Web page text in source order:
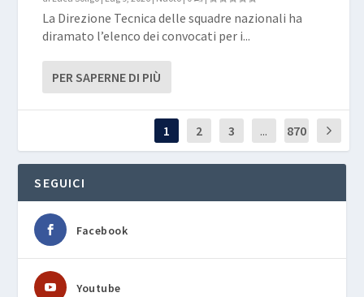
La Direzione Tecnica delle squadre nazionali ha
diramato l’elenco dei convocati per i...
PER SAPERNE DI PIÙ
1 2 3 ... 870
SEGUICI
Facebook
Youtube